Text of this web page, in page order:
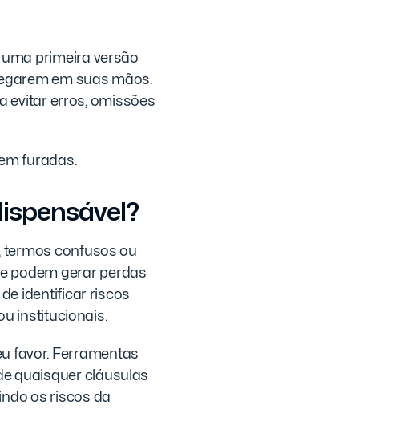
primeira versão
em suas mãos.
evitar erros, omissões
furadas.
termos confusos ou
podem gerar perdas
identificar riscos
institucionais.
favor. Ferramentas
quaisquer cláusulas
os riscos da